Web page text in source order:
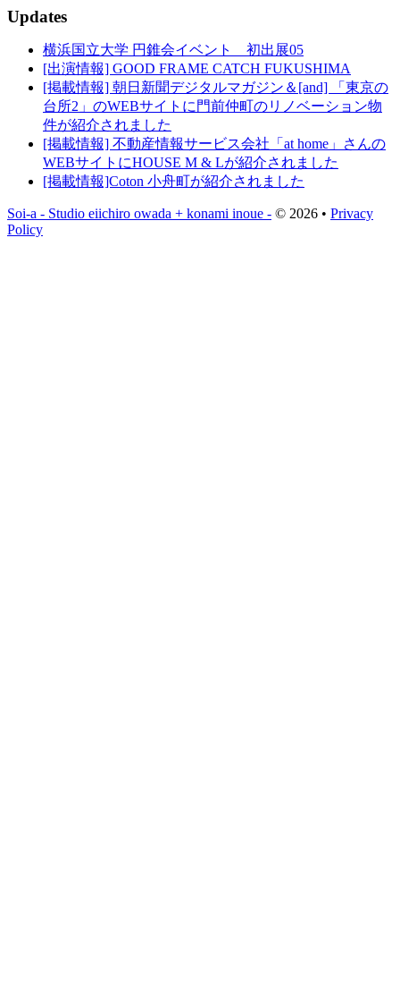
Updates
横浜国立大学 円錐会イベント 初出展05
[出演情報] GOOD FRAME CATCH FUKUSHIMA
[掲載情報] 朝日新聞デジタルマガジン＆[and] 「東京の
台所2」のWEBサイトに門前仲町のリノベーション物
件が紹介されました
[掲載情報] 不動産情報サービス会社「at home」さんの
WEBサイトにHOUSE M & Lが紹介されました
[掲載情報]Coton 小舟町が紹介されました
Soi-a - Studio eiichiro owada + konami inoue - © 2026 • Privacy
Policy